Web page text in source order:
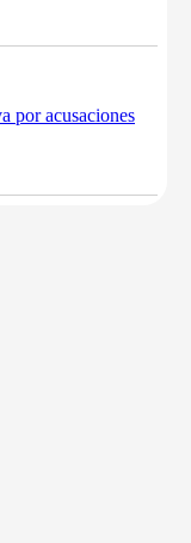
por acusaciones